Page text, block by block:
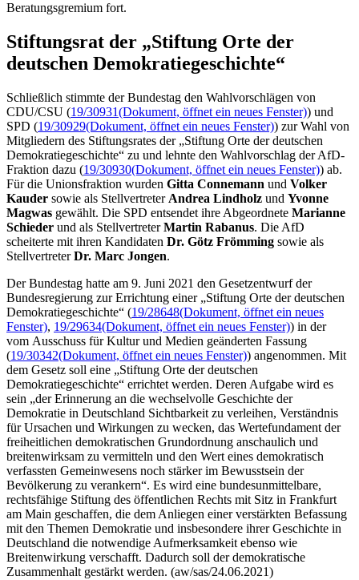
Beratungsgremium fort.
Stiftungsrat der „Stiftung Orte der
deutschen Demokratiegeschichte“
Schließlich stimmte der Bundestag den Wahlvorschlägen von
CDU/CSU (19/30931(Dokument, öffnet ein neues Fenster)) und
SPD (19/30929(Dokument, öffnet ein neues Fenster)) zur Wahl von
Mitgliedern des Stiftungsrates der „Stiftung Orte der deutschen
Demokratiegeschichte“ zu und lehnte den Wahlvorschlag der AfD-
Fraktion dazu (19/30930(Dokument, öffnet ein neues Fenster)) ab.
Für die Unionsfraktion wurden Gitta Connemann und Volker
Kauder sowie als Stellvertreter Andrea Lindholz und Yvonne
Magwas gewählt. Die SPD entsendet ihre Abgeordnete Marianne
Schieder und als StellvertreterMartin Rabanus. Die AfD
scheiterte mit ihren Kandidaten Dr. Götz Frömming sowie als
StellvertreterDr. Marc Jongen.
Der Bundestag hatte am 9. Juni 2021 den Gesetzentwurf der
Bundesregierung zur Errichtung einer „Stiftung Orte der deutschen
Demokratiegeschichte“ (19/28648(Dokument, öffnet ein neues
Fenster), 19/29634(Dokument, öffnet ein neues Fenster)) in der
vom Ausschuss für Kultur und Medien geänderten Fassung
(19/30342(Dokument, öffnet ein neues Fenster)) angenommen. Mit
dem Gesetz soll eine „Stiftung Orte der deutschen
Demokratiegeschichte“ errichtet werden. Deren Aufgabe wird es
sein „der Erinnerung an die wechselvolle Geschichte der
Demokratie in Deutschland Sichtbarkeit zu verleihen, Verständnis
für Ursachen und Wirkungen zu wecken, das Wertefundament der
freiheitlichen demokratischen Grundordnung anschaulich und
breitenwirksam zu vermitteln und den Wert eines demokratisch
verfassten Gemeinwesens noch stärker im Bewusstsein der
Bevölkerung zu verankern“. Es wird eine bundesunmittelbare,
rechtsfähige Stiftung des öffentlichen Rechts mit Sitz in Frankfurt
am Main geschaffen, die dem Anliegen einer verstärkten Befassung
mit den Themen Demokratie und insbesondere ihrer Geschichte in
Deutschland die notwendige Aufmerksamkeit ebenso wie
Breitenwirkung verschafft. Dadurch soll der demokratische
Zusammenhalt gestärkt werden. (aw/sas/24.06.2021)